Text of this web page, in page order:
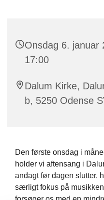
Onsdag 6. januar
17:00
Dalum Kirke,
b, 5250 Odense
Den første onsdag i
holder vi aftensang i
andagt før dagen slutter,
særligt fokus på musikken